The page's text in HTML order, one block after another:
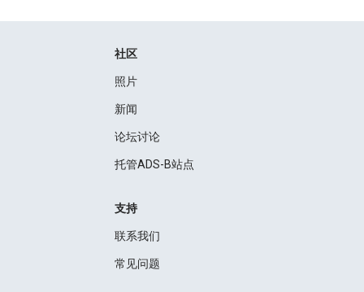
社区
照片
新闻
论坛讨论
托管ADS-B站点
支持
联系我们
常见问题